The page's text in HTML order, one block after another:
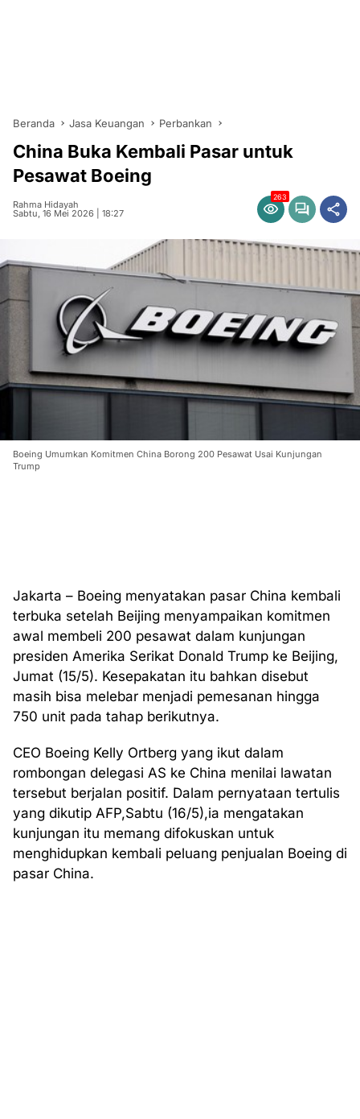
Beranda Jasa Keuangan Perbankan
China Buka Kembali Pasar untuk
Pesawat Boeing
Rahma Hidayah
Sabtu, 16 Mei 2026 | 18:27
263
Boeing Umumkan Komitmen China Borong 200 Pesawat Usai Kunjungan
Trump
Jakarta – Boeing menyatakan pasar China kembali
terbuka setelah Beijing menyampaikan komitmen
awal membeli 200 pesawat dalam kunjungan
presiden Amerika Serikat Donald Trump ke Beijing,
Jumat (15/5). Kesepakatan itu bahkan disebut
masih bisa melebar menjadi pemesanan hingga
750 unit pada tahap berikutnya.
CEO Boeing Kelly Ortberg yang ikut dalam
rombongan delegasi AS ke China menilai lawatan
tersebut berjalan positif. Dalam pernyataan tertulis
yang dikutip AFP,Sabtu (16/5),ia mengatakan
kunjungan itu memang difokuskan untuk
menghidupkan kembali peluang penjualan Boeing di
pasar China.